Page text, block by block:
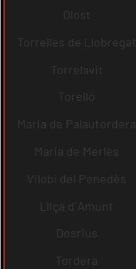
Olost
Torrelles de Llobregat
Torrelavit
Torelló
Maria de Palautordera
Maria de Merlès
Vilobí del Penedès
Lliçà d´Amunt
Dosrius
Tordera